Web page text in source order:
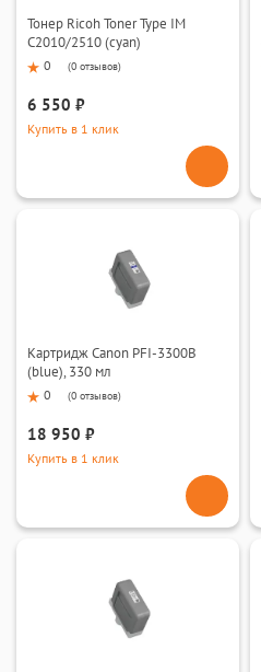
Тонер Ricoh Toner Type IM
C2010/2510 (cyan)
0 (0 отзывов)
6 550 ₽
Купить в 1 клик
Картридж Canon PFI-3300B
(blue), 330 мл
0 (0 отзывов)
18 950 ₽
Купить в 1 клик